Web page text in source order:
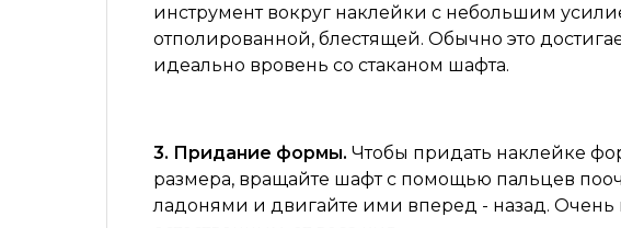
инструмент вокруг наклейки с небольшим
отполированной, блестящей. Обычно это
идеально вровень со стаканом шафта.
3. Придание формы. Чтобы придать наклейке
размера, вращайте шафт с помощью пальцев
ладонями и двигайте ими вперед - назад.